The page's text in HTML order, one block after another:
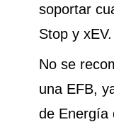
soportar
Stop y xEV.
No se
una EFB,
de Energía